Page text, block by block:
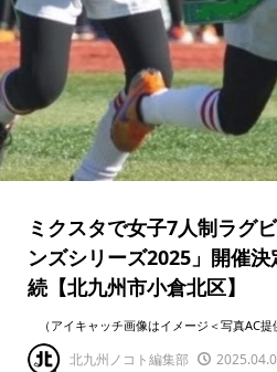
ミクスタで女子7人制ラグ
ンズシリーズ2025」開催
続【北九州市小倉北区】
（アイキャッチ画像はイメージ＜写真AC提
北九州ノコト編集部